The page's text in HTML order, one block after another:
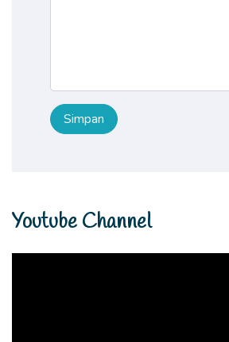
Youtube Channel